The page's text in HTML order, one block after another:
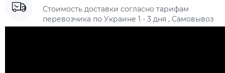
Стоимость доставки согласно тарифам
перевозчика по Украине 1 - 3 дня , Самовывоз